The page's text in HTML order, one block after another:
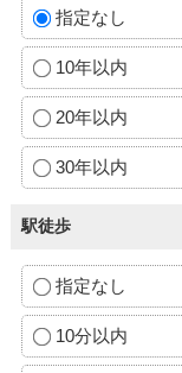
指定なし
10年以内
20年以内
30年以内
駅徒歩
指定なし
10分以内